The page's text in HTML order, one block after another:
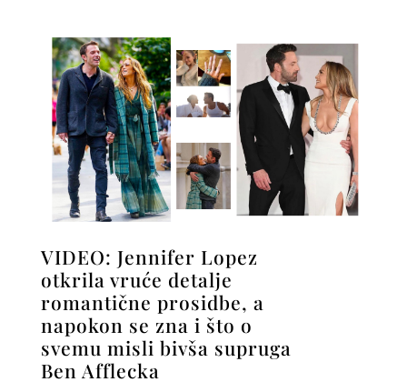
VIDEO: Jennifer Lopez
otkrila vruće detalje
romantične prosidbe, a
napokon se zna i što o
svemu misli bivša supruga
Ben Afflecka